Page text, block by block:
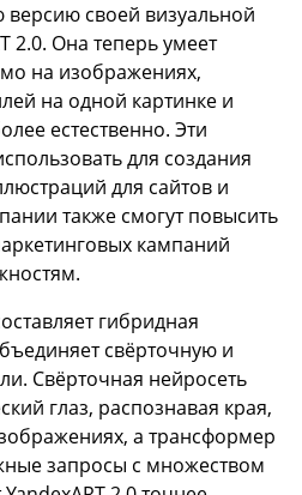
версию своей визуальной
2.0. Она теперь умеет
на изображениях,
на одной картинке и
естественно. Эти
для создания
для сайтов и
также смогут повысить
кампаний
гибридная
свёрточную и
Свёрточная нейросеть
глаз, распознавая края,
а трансформер
запросы с множеством